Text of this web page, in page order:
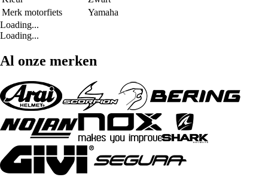
Merk motorfiets
Yamaha
Loading...
Loading...
Al onze merken